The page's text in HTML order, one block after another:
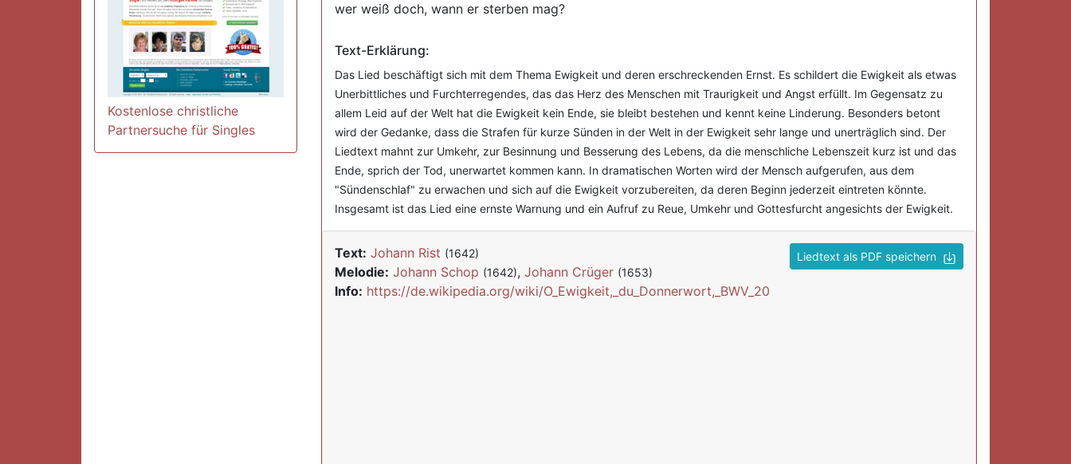
Kostenlose christliche
Partnersuche für Singles
wer weiß doch, wann er sterben mag?
Text-Erklärung:
Das Lied beschäftigt sich mit dem Thema Ewigkeit und deren erschreckenden Ernst. Es schildert die Ewigkeit als etwas
Unerbittliches und Furchterregendes, das das Herz des Menschen mit Traurigkeit und Angst erfüllt. Im Gegensatz zu
allem Leid auf der Welt hat die Ewigkeit kein Ende, sie bleibt bestehen und kennt keine Linderung. Besonders betont
wird der Gedanke, dass die Strafen für kurze Sünden in der Welt in der Ewigkeit sehr lange und unerträglich sind. Der
Liedtext mahnt zur Umkehr, zur Besinnung und Besserung des Lebens, da die menschliche Lebenszeit kurz ist und das
Ende, sprich der Tod, unerwartet kommen kann. In dramatischen Worten wird der Mensch aufgerufen, aus dem
"Sündenschlaf" zu erwachen und sich auf die Ewigkeit vorzubereiten, da deren Beginn jederzeit eintreten könnte.
Insgesamt ist das Lied eine ernste Warnung und ein Aufruf zu Reue, Umkehr und Gottesfurcht angesichts der Ewigkeit.
Liedtext als PDF speichern
Text: Johann Rist (1642)
Melodie: Johann Schop (1642), Johann Crüger (1653)
Info: https://de.wikipedia.org/wiki/O_Ewigkeit,_du_Donnerwort,_BWV_20